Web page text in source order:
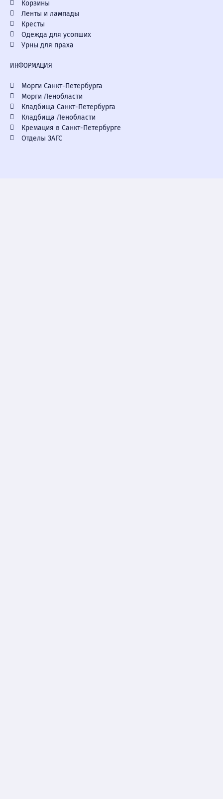
Корзины
Ленты и лампады
Кресты
Одежда для усопших
Урны для праха
ИНФОРМАЦИЯ
Морги Санкт-Петербурга
Морги Ленобласти
Кладбища Санкт-Петербурга
Кладбища Ленобласти
Кремация в Санкт-Петербурге
Отделы ЗАГС